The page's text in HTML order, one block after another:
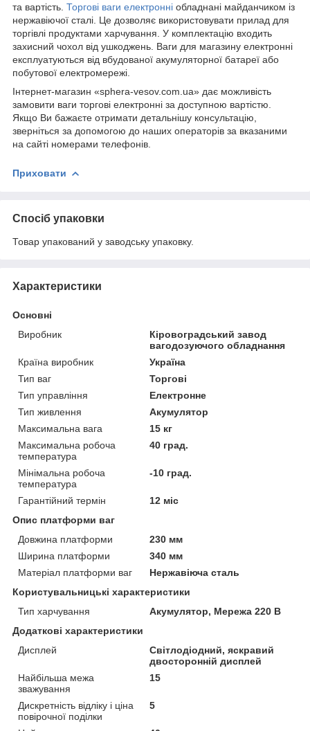
та вартість. Торгові ваги електронні обладнані майданчиком із
нержавіючої сталі. Це дозволяє використовувати прилад для
торгівлі продуктами харчування. У комплектацію входить
захисний чохол від ушкоджень. Ваги для магазину електронні
експлуатуються від вбудованої акумуляторної батареї або
побутової електромережі.
Інтернет-магазин «sphera-vesov.com.ua» дає можливість
замовити ваги торгові електронні за доступною вартістю.
Якщо Ви бажаєте отримати детальнішу консультацію,
зверніться за допомогою до наших операторів за вказаними
на сайті номерами телефонів.
Приховати
Спосіб упаковки
Товар упакований у заводську упаковку.
Характеристики
Основні
Виробник
Кіровоградський завод
вагодозуючого обладнання
Країна виробник
Україна
Тип ваг
Торгові
Тип управління
Електронне
Тип живлення
Акумулятор
Максимальна вага
15 кг
Максимальна робоча
температура
40 град.
Мінімальна робоча
температура
-10 град.
Гарантійний термін
12 міс
Опис платформи ваг
Довжина платформи
230 мм
Ширина платформи
340 мм
Матеріал платформи ваг
Нержавіюча сталь
Користувальницькі характеристики
Тип харчування
Акумулятор, Мережа 220 В
Додаткові характеристики
Дисплей
Світлодіодний, яскравий
двосторонній дисплей
Найбільша межа
зважування
15
Дискретність відліку і ціна
повірочної поділки
5